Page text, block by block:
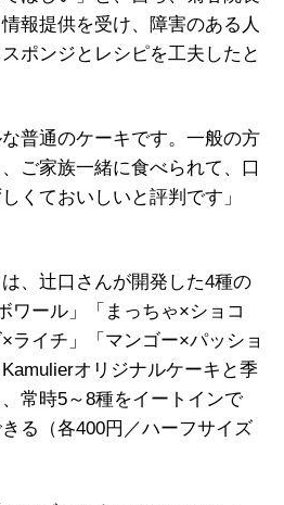
報提供を受け、障害のある人
ポンジとレシピを工夫したと
な普通のケーキです。一般の方
ご家族一緒に食べられて、口
くておいしいと評判です」
は、辻口さんが開発した4種の
ワール」「まっちゃ×ショコ
ライチ」「マンゴー×パッショ
オリジナルケーキと季
常時5～8種をイートインで
る（各400円／ハーフサイズ